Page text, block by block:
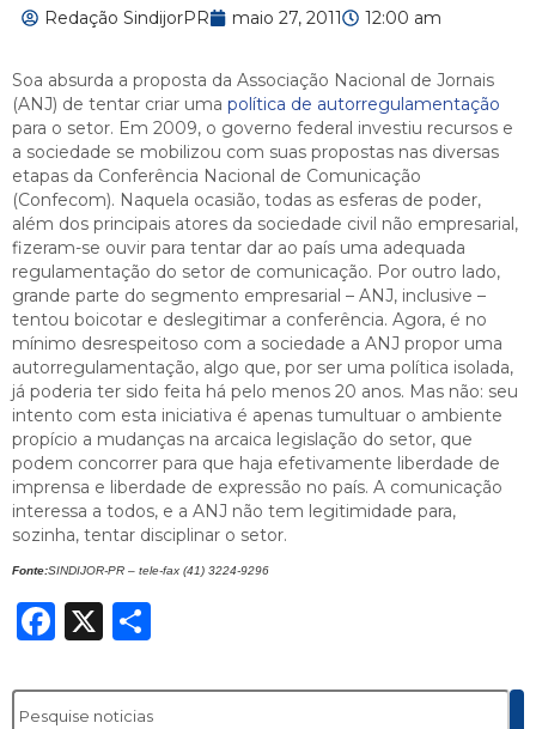
Redação SindijorPR maio 27, 2011 12:00 am
Soa absurda a proposta da Associação Nacional de Jornais
(ANJ) de tentar criar uma política de autorregulamentação
para o setor. Em 2009, o governo federal investiu recursos e
a sociedade se mobilizou com suas propostas nas diversas
etapas da Conferência Nacional de Comunicação
(Confecom). Naquela ocasião, todas as esferas de poder,
além dos principais atores da sociedade civil não empresarial,
fizeram-se ouvir para tentar dar ao país uma adequada
regulamentação do setor de comunicação. Por outro lado,
grande parte do segmento empresarial – ANJ, inclusive –
tentou boicotar e deslegitimar a conferência. Agora, é no
mínimo desrespeitoso com a sociedade a ANJ propor uma
autorregulamentação, algo que, por ser uma política isolada,
já poderia ter sido feita há pelo menos 20 anos. Mas não: seu
intento com esta iniciativa é apenas tumultuar o ambiente
propício a mudanças na arcaica legislação do setor, que
podem concorrer para que haja efetivamente liberdade de
imprensa e liberdade de expressão no país. A comunicação
interessa a todos, e a ANJ não tem legitimidade para,
sozinha, tentar disciplinar o setor.
Fonte:SINDIJOR-PR – tele-fax (41) 3224-9296
Facebook
X